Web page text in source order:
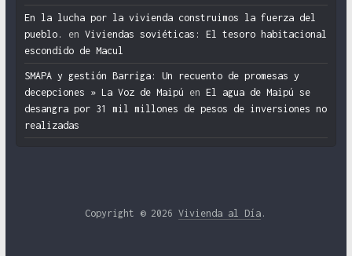
En la lucha por la vivienda construimos la fuerza del
pueblo.
en Viviendas soviéticas: El tesoro habitacional
escondido de Macul
SMAPA y gestión Barriga: Un recuento de promesas y
decepciones » La Voz de Maipú en El agua de Maipú se
desangra por 31 mil millones de pesos de inversiones no
realizadas
Copyright © 2026Vivienda al Día .